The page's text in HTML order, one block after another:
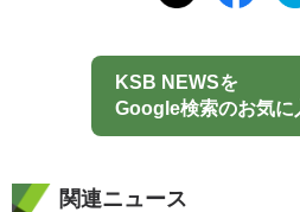
KSB NEWSを
Google検索のお気に
関連ニュース